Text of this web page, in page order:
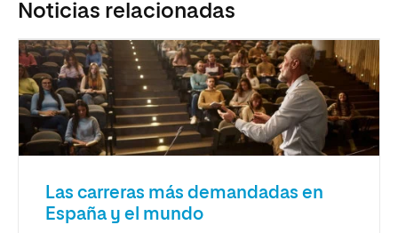
Noticias relacionadas
Las carreras más demandadas en
España y el mundo